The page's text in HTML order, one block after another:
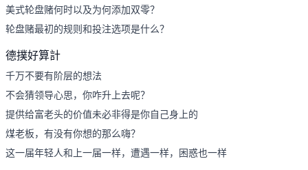
美式轮盘赌何时以及为何添加双零？
轮盘赌最初的规则和投注选项是什么？
德撲好算計
千万不要有阶层的想法
不会猜领导心思，你咋升上去呢？
提供给富老头的价值未必非得是你自己身上的
煤老板，有没有你想的那么嗨？
这一届年轻人和上一届一样，遭遇一样，困惑也一样